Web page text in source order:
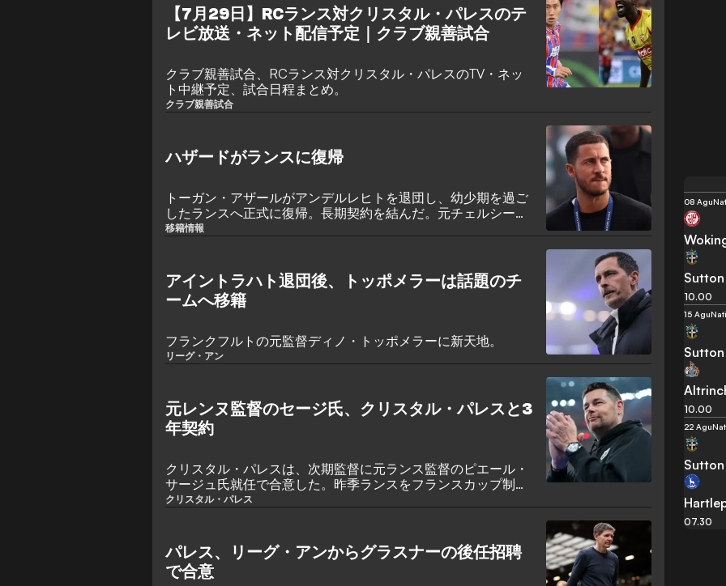
【7月29日】RCランス対クリスタル・パレスのテ
レビ放送・ネット配信予定｜クラブ親善試合
クラブ親善試合、RCランス対クリスタル・パレスのTV・ネッ
ト中継予定、試合日程まとめ。
クラブ親善試合
ハザードがランスに復帰
トーガン・アザールがアンデルレヒトを退団し、幼少期を過ご
したランスへ正式に復帰。長期契約を結んだ。元チェルシー、
レアル・マドリードのレジェンド、エデン・アザールの弟であ
移籍情報
アイントラハト退団後、トッポメラーは話題のチ
ームへ移籍
フランクフルトの元監督ディノ・トッポメラーに新天地。
リーグ・アン
元レンヌ監督のセージ氏、クリスタル・パレスと3
年契約
クリスタル・パレスは、次期監督に元ランス監督のピエール・
サージュ氏就任で合意した。昨季ランスをフランスカップ制し
リーグ・アン2位に導いたフランス人監督は、3年契約でセルハ
クリスタル・パレス
パレス、リーグ・アンからグラスナーの後任招聘
で合意
08 Agu
10.00
15 Agu
10.00
22 Agu
07.30